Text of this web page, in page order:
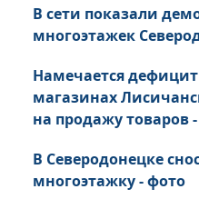
В сети показали
многоэтажек
Намечается
магазинах
на продажу товаров -
В Северодонецке
многоэтажку - фото